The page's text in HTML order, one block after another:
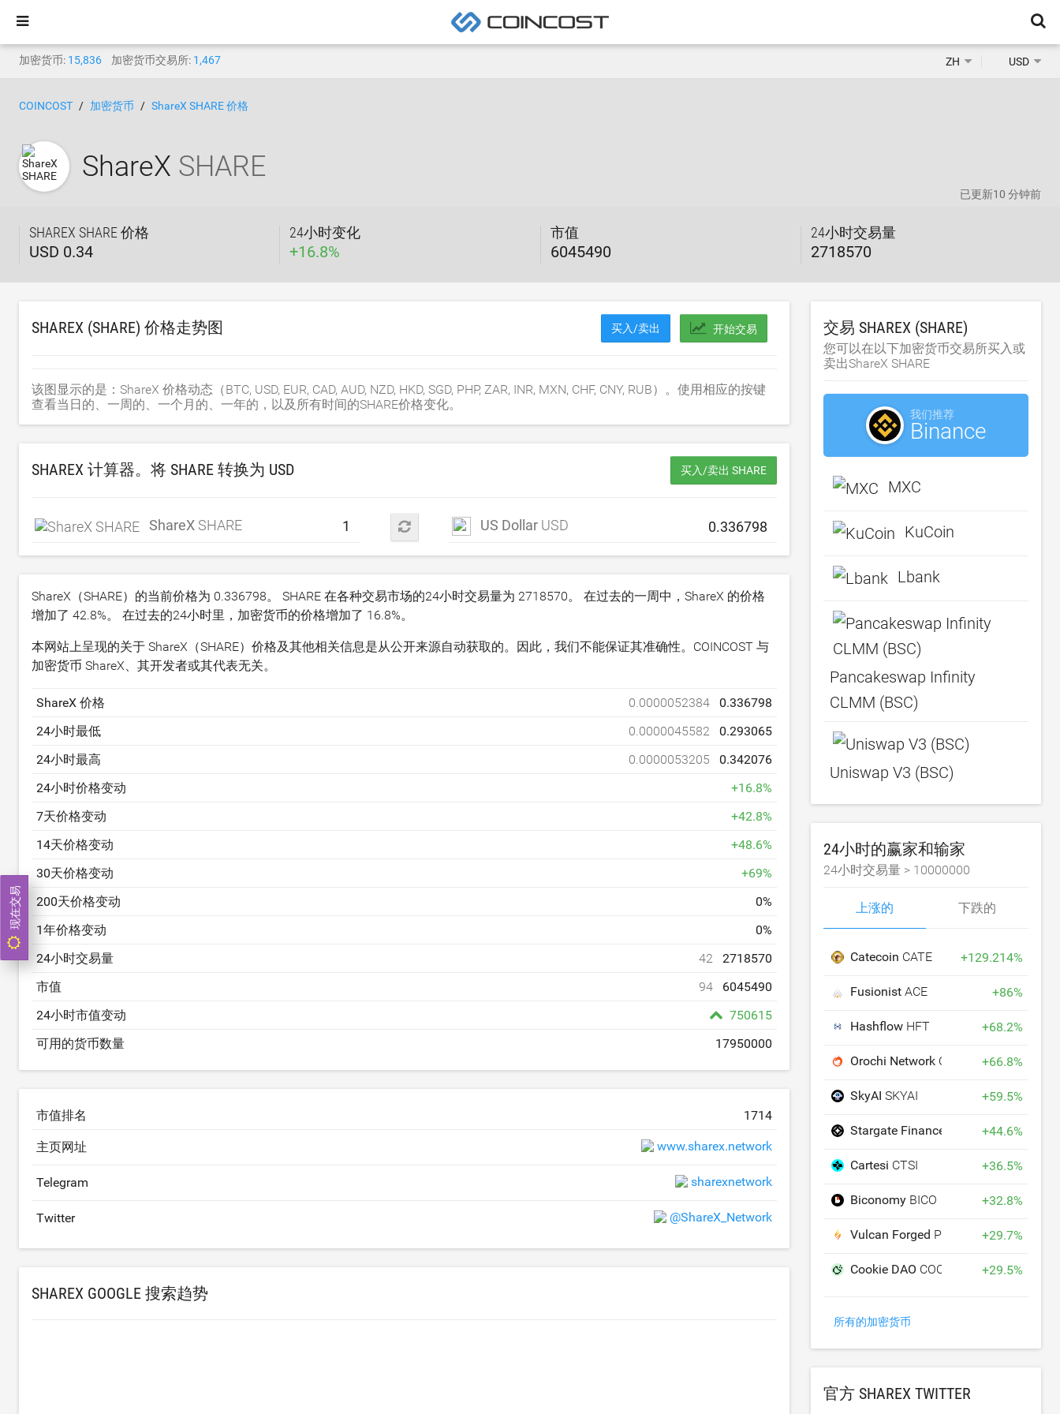
加密货币: 15,836 加密货币交易所: 1,467 ZH USD
COINCOST 加密货币 ShareX SHARE 价格
ShareX SHARE
SHAREX SHARE 价格
USD 0.34
24小时变化
+16.8%
市值
6045490
24小时交易量
2718570
已更新10 分钟前
SHAREX (SHARE) 价格走势图 买入/卖出 开始交易
该图显示的是：ShareX 价格动态（BTC, USD, EUR, CAD, AUD, NZD, HKD, SGD, PHP, ZAR, INR, MXN, CHF, CNY, RUB）。使用相应的按键
查看当日的、一周的、一个月的、一年的，以及所有时间的SHARE价格变化。
SHAREX 计算器。将 SHARE 转换为 USD 买入/卖出 SHARE
ShareX SHARE US Dollar USD
ShareX（SHARE）的当前价格为 0.336798。 SHARE 在各种交易市场的24小时交易量为 2718570。 在过去的一周中，ShareX 的价格
增加了 42.8%。 在过去的24小时里，加密货币的价格增加了 16.8%。
本网站上呈现的关于 ShareX（SHARE）价格及其他相关信息是从公开来源自动获取的。因此，我们不能保证其准确性。COINCOST 与
加密货币 ShareX、其开发者或其代表无关。
ShareX 价格 0.0000052384
0.336798
24小时最低
0.0000045582
0.293065
24小时最高
0.0000053205
0.342076
24小时价格变动
+16.8%
7天价格变动
+42.8%
14天价格变动
+48.6%
30天价格变动
+69%
200天价格变动
0%
1年价格变动
0%
24小时交易量
42
2718570
市值
94
6045490
24小时市值变动
750615
可用的货币数量
17950000
市值排名 1714
主页网址 www.sharex.network
Telegram sharexnetwork
Twitter @ShareX_Network
SHAREX GOOGLE 搜索趋势
交易 SHAREX (SHARE)
您可以在以下加密货币交易所买入或
卖出ShareX SHARE
我们推荐
Binance
MXC
KuCoin
Lbank
Pancakeswap Infinity
CLMM (BSC)
Uniswap V3 (BSC)
24小时的赢家和输家
24小时交易量 > 10000000
上涨的 下跌的
Catecoin CATE +129.214%
FusionistACE +86%
Hashflow HFT +68.2%
Orochi Network ON +66.8%
SkyAISKYAI +59.5%
Stargate Finance +44.6%
Cartesi CTSI +36.5%
Biconomy BICO +32.8%
Vulcan Forged PYR +29.7%
Cookie DAO COOKIE +29.5%
所有的加密货币
官方 SHAREX TWITTER
现在交易